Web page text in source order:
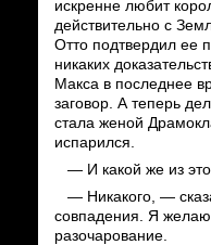
искренне любит
действительно с
Отто подтвердил ее
никаких
Макса в последнее
заговор. А теперь
стала женой
испарился.
— И какой же из
— Никакого, —
совпадения. Я желаю
разочарование.